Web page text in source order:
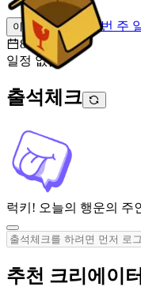
이번 주 일정
이번 주
8월 8일 [토]
일정 없음
출석체크
럭키! 오늘의 행운의 주
추천 크리에이터